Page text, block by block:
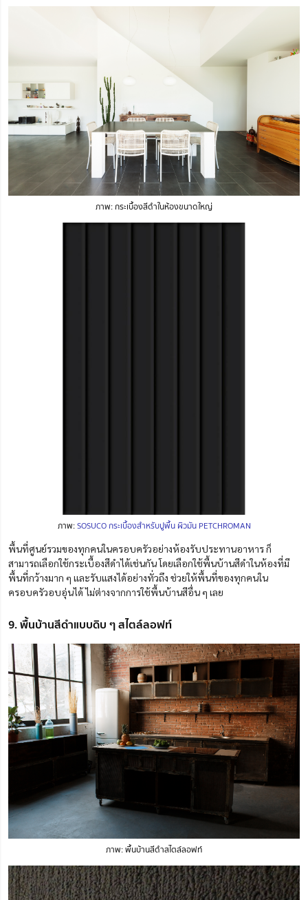
ภาพ: กระเบื้องสีดำในห้องขนาดใหญ่
ภาพ:SOSUCO กระเบื้องสำหรับปูพื้น ผิวมัน PETCHROMAN
พื้นที่ศูนย์รวมของทุกคนในครอบครัวอย่างห้องรับประทานอาหาร ก็
สามารถเลือกใช้กระเบื้องสีดำได้เช่นกัน โดยเลือกใช้พื้นบ้านสีดำในห้องที่มี
พื้นที่กว้างมาก ๆ และรับแสงได้อย่างทั่วถึง ช่วยให้พื้นที่ของทุกคนใน
ครอบครัวอบอุ่นได้ ไม่ต่างจากการใช้พื้นบ้านสีอื่น ๆ เลย
9. พื้นบ้านสีดำแบบดิบ ๆ สไตล์ลอฟท์
ภาพ: พื้นบ้านสีดำสไตล์ลอฟท์